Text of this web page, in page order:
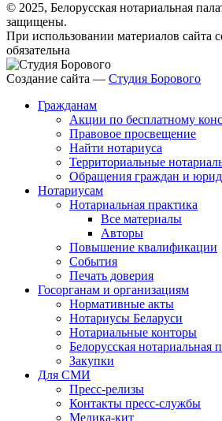
© 2025, Белорусская нотариальная
защищены.
При использовании материалов сайта
обязательна
Создание сайта — Студия Борового
Гражданам
Акции по бесплатному
Правовое просвещение
Найти нотариуса
Территориальные
Обращения граждан и
Нотариусам
Нотариальная практика
Все материалы
Авторы
Повышение квалификации
События
Печать доверия
Госорганам и организациям
Нормативные акты
Нотариусы Беларуси
Нотариальные конторы
Белорусская нотариальная
Закупки
Для СМИ
Пресс-релизы
Контакты пресс-службы
Медика-кит